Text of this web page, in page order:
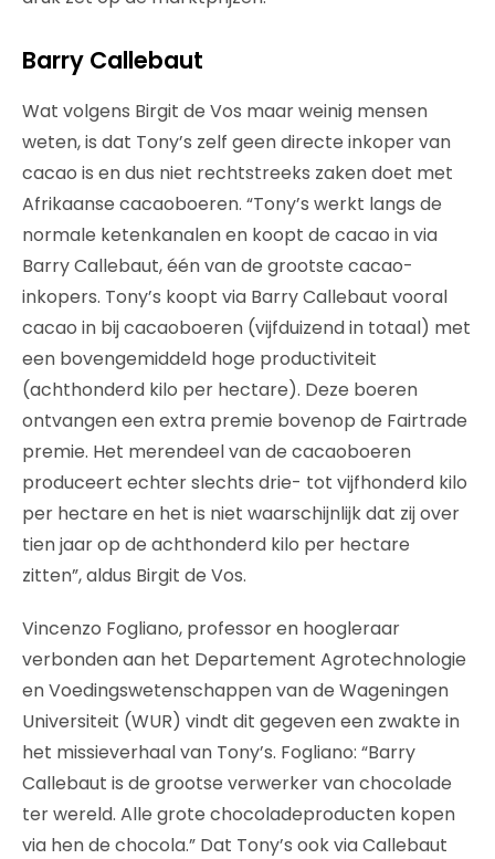
Barry Callebaut
Wat volgens Birgit de Vos maar weinig mensen
weten, is dat Tony’s zelf geen directe inkoper van
cacao is en dus niet rechtstreeks zaken doet met
Afrikaanse cacaoboeren. “Tony’s werkt langs de
normale ketenkanalen en koopt de cacao in via
Barry Callebaut, één van de grootste cacao-
inkopers. Tony’s koopt via Barry Callebaut vooral
cacao in bij cacaoboeren (vijfduizend in totaal) met
een bovengemiddeld hoge productiviteit
(achthonderd kilo per hectare). Deze boeren
ontvangen een extra premie bovenop de Fairtrade
premie. Het merendeel van de cacaoboeren
produceert echter slechts drie- tot vijfhonderd kilo
per hectare en het is niet waarschijnlijk dat zij over
tien jaar op de achthonderd kilo per hectare
zitten”, aldus Birgit de Vos.
Vincenzo Fogliano, professor en hoogleraar
verbonden aan het Departement Agrotechnologie
en Voedingswetenschappen van de Wageningen
Universiteit (WUR) vindt dit gegeven een zwakte in
het missieverhaal van Tony’s. Fogliano: “Barry
Callebaut is de grootse verwerker van chocolade
ter wereld. Alle grote chocoladeproducten kopen
via hen de chocola.” Dat Tony’s ook via Callebaut